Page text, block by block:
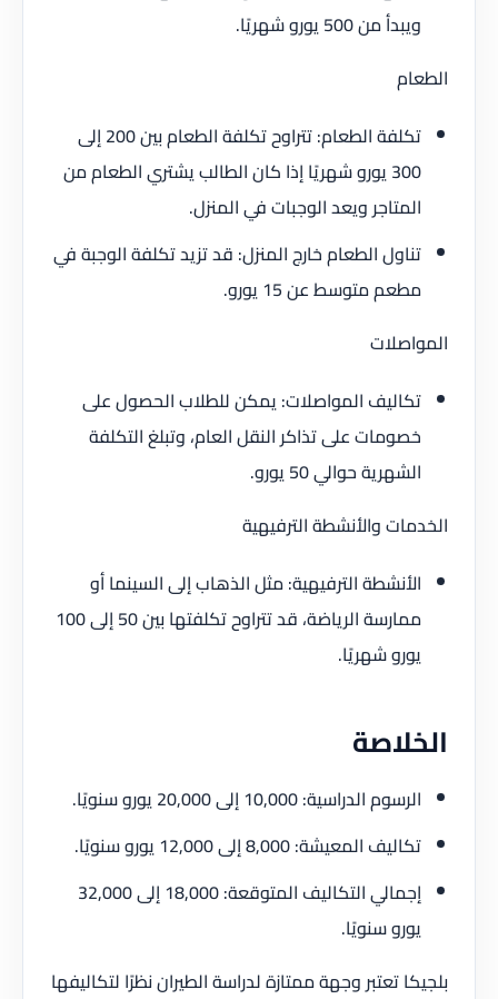
ويبدأ من 500 يورو شهريًا.
الطعام
تكلفة الطعام: تتراوح تكلفة الطعام بين 200 إلى
300 يورو شهريًا إذا كان الطالب يشتري الطعام من
المتاجر ويعد الوجبات في المنزل.
تناول الطعام خارج المنزل: قد تزيد تكلفة الوجبة في
مطعم متوسط عن 15 يورو.
المواصلات
تكاليف المواصلات: يمكن للطلاب الحصول على
خصومات على تذاكر النقل العام، وتبلغ التكلفة
الشهرية حوالي 50 يورو.
الخدمات والأنشطة الترفيهية
الأنشطة الترفيهية: مثل الذهاب إلى السينما أو
ممارسة الرياضة، قد تتراوح تكلفتها بين 50 إلى 100
يورو شهريًا.
الخلاصة
الرسوم الدراسية: 10,000 إلى 20,000 يورو سنويًا.
تكاليف المعيشة: 8,000 إلى 12,000 يورو سنويًا.
إجمالي التكاليف المتوقعة: 18,000 إلى 32,000
يورو سنويًا.
بلجيكا تعتبر وجهة ممتازة لدراسة الطيران نظرًا لتكاليفها